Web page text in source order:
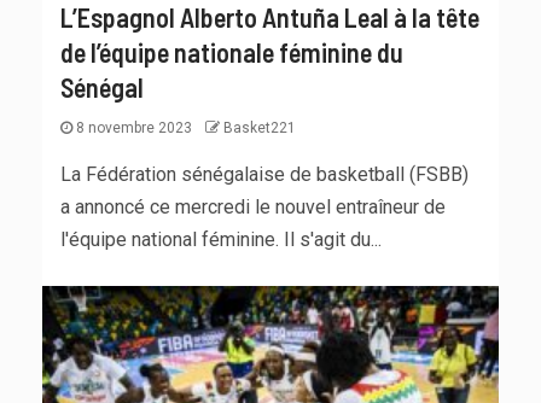
L’Espagnol Alberto Antuña Leal à la tête
de l’équipe nationale féminine du
Sénégal
8 novembre 2023 Basket221
La Fédération sénégalaise de basketball (FSBB)
a annoncé ce mercredi le nouvel entraîneur de
l'équipe national féminine. Il s'agit du...